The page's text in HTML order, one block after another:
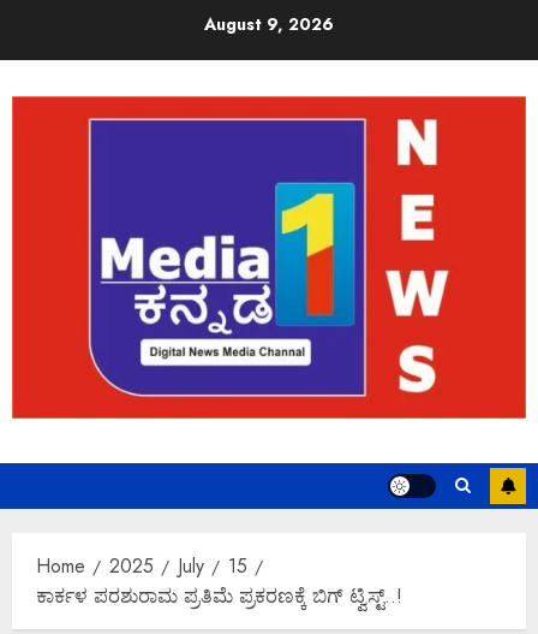
August 9, 2026
Home 2025 July
15
ಕಾರ್ಕಳ ಪರಶುರಾಮ ಪ್ರತಿಮೆ ಪ್ರಕರಣಕ್ಕೆ ಬಿಗ್ ಟ್ವಿಸ್ಟ್..!